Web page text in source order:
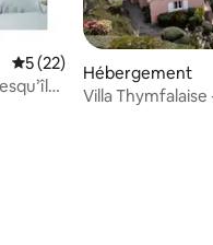
Évaluation moyenne sur la
5 (22)
Hébergement
Villa Thymfalaise